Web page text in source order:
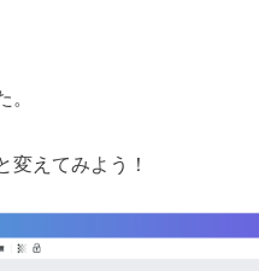
変えてみよう！